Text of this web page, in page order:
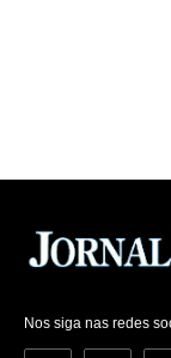
Nos siga nas redes